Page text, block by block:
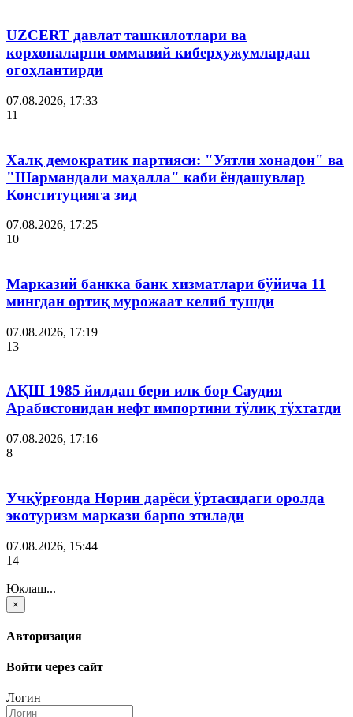
UZCERT давлат ташкилотлари ва
корхоналарни оммавий киберҳужумлардан
огоҳлантирди
07.08.2026, 17:33
11
Халқ демократик партияси: "Уятли хонадон" ва
"Шармандали маҳалла" каби ёндашувлар
Конституцияга зид
07.08.2026, 17:25
10
Марказий банкка банк хизматлари бўйича 11
мингдан ортиқ мурожаат келиб тушди
07.08.2026, 17:19
13
АҚШ 1985 йилдан бери илк бор Саудия
Арабистонидан нефт импортини тўлиқ тўхтатди
07.08.2026, 17:16
8
Учқўрғонда Норин дарёси ўртасидаги оролда
экотуризм маркази барпо этилади
07.08.2026, 15:44
14
Юклаш...
×
Авторизация
Войти через сайт
Логин